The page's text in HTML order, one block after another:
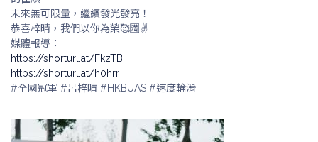
未來無可限量，繼續發光發亮！
恭喜梓晴，我們以你為榮🥰🈵✌️
媒體報導：
https://shorturl.at/FkzTB
https://shorturl.at/h0hrr
#全國冠軍 #呂梓晴 #HKBUAS #速度輪滑